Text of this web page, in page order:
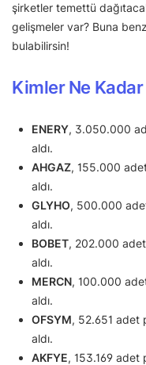
şirketler temettü
gelişmeler var? Buna
bulabilirsin!
Kimler Ne Kadar
ENERY, 3.050.000
aldı.
AHGAZ, 155.000
aldı.
GLYHO, 500.000
aldı.
BOBET, 202.000 adet
aldı.
MERCN, 100.000
aldı.
OFSYM, 52.651 adet
aldı.
AKFYE, 153.169 adet